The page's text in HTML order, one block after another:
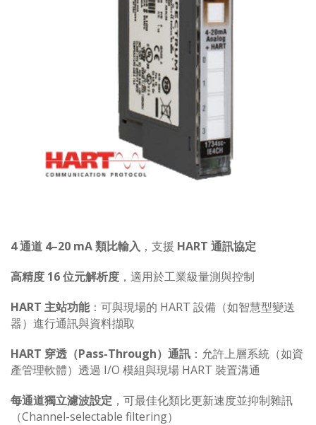
4 通道 4–20 mA 類比輸入 ，支援 HART 通訊協定
高精度 16 位元解析度 ，適用於工業級量測與控制
HART 主站功能：可與現場的 HART 設備（如智慧型變送
器）進行通訊與資料擷取
HART 穿透（Pass-Through）通訊 ：允許上層系統（如資
產管理軟體）透過 I/O 模組與現場 HART 裝置溝通
每通道獨立濾波設定 ，可最佳化類比更新速度並抑制雜訊
（Channel-selectable filtering）